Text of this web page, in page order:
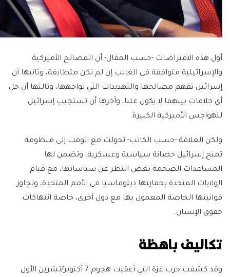
أول هذه الافتراضات -حسب المقال- أن المصالح الأميركية
والإسرائيلية متوافقة في الغالب إن لم تكن متطابقة، وثانيها أن
إسرائيل تفهم مصالحها والتهديدات التي تواجهها، وثالثها أن حل
أي خلافات بينهما لا يكون علنا، وآخرها أن تستجيب إسرائيل
للهواجس الأميركية الكبيرة.
ولكن العلاقة -حسب الكاتب- تحولت مع الوقت إلى منظومة
تمنح إسرائيل حصانة سياسية وعسكرية، وتضمن لها
المساعدات الضخمة بغض النظر عن سياساتها، مع قيام
الولايات المتحدة بحمايتها دبلوماسيا في الأمم المتحدة، وتجاوز
قوانينها الخاصة المعمول بها مع دول أخرى، خاصة انتهاكات
حقوق الإنسان.
تكاليف باهظة
وقد كشفت حرب غزة التي أعقبت هجوم 7 أكتوبر/تشرين الأول